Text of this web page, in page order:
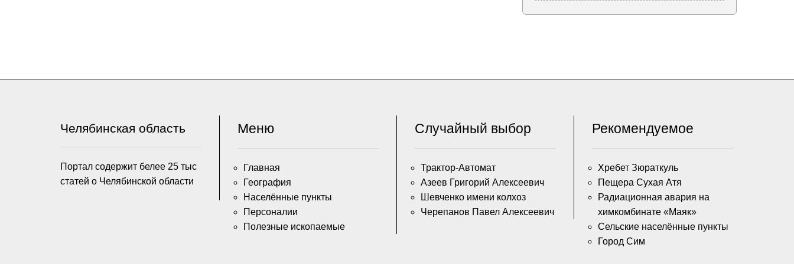
Челябинская область
Портал содержит белее 25 тыс
статей о Челябинской области
Меню
Главная
География
Населённые пункты
Персоналии
Полезные ископаемые
Случайный выбор
Трактор-Автомат
Азеев Григорий Алексеевич
Шевченко имени колхоз
Черепанов Павел Алексеевич
Рекомендуемое
Хребет Зюраткуль
Пещера Сухая Атя
Радиационная авария на
химкомбинате «Маяк»
Сельские населённые пункты
Город Сим